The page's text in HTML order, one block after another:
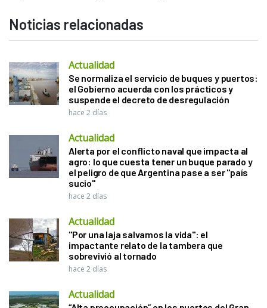
Noticias relacionadas
Actualidad
Se normaliza el servicio de buques y puertos:
el Gobierno acuerda con los prácticos y
suspende el decreto de desregulación
hace 2 días
Actualidad
Alerta por el conflicto naval que impacta al
agro: lo que cuesta tener un buque parado y
el peligro de que Argentina pase a ser "país
sucio"
hace 2 días
Actualidad
"Por una laja salvamos la vida": el
impactante relato de la tambera que
sobrevivió al tornado
hace 2 días
Actualidad